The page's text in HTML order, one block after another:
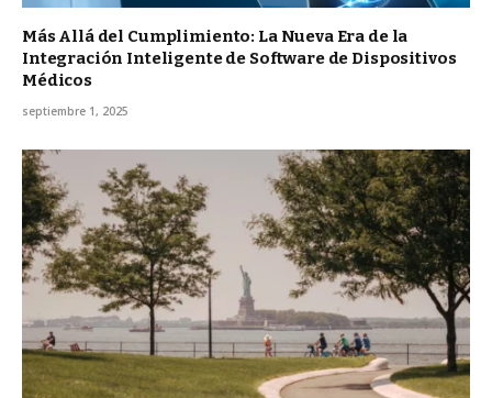
Más Allá del Cumplimiento: La Nueva Era de la
Integración Inteligente de Software de Dispositivos
Médicos
septiembre 1, 2025